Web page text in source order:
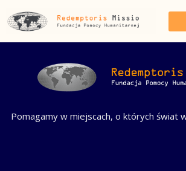
do
Pomagamy w miejscach, o których świat